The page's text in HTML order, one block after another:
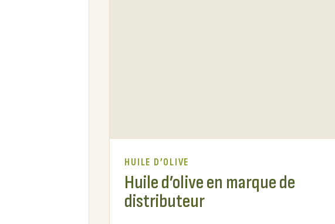
HUILE D’OLIVE
Huile d’olive en marque de
distributeur